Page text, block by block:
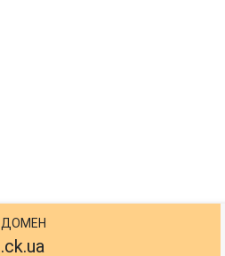
ДОМЕН
.ck.ua